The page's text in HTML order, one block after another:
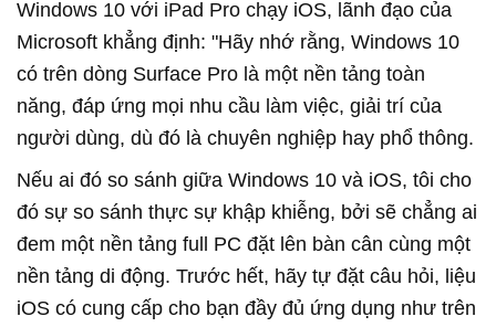
Windows 10 với iPad Pro chạy iOS, lãnh đạo của
Microsoft khẳng định: "Hãy nhớ rằng, Windows 10
có trên dòng Surface Pro là một nền tảng toàn
năng, đáp ứng mọi nhu cầu làm việc, giải trí của
người dùng, dù đó là chuyên nghiệp hay phổ thông.
Nếu ai đó so sánh giữa Windows 10 và iOS, tôi cho
đó sự so sánh thực sự khập khiễng, bởi sẽ chẳng ai
đem một nền tảng full PC đặt lên bàn cân cùng một
nền tảng di động. Trước hết, hãy tự đặt câu hỏi, liệu
iOS có cung cấp cho bạn đầy đủ ứng dụng như trên